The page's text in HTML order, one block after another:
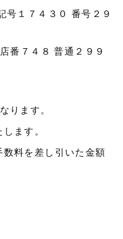
号１７４３０ 番号２９
番７４８ 普通２９９
ります。
ます。
料を差し引いた金額